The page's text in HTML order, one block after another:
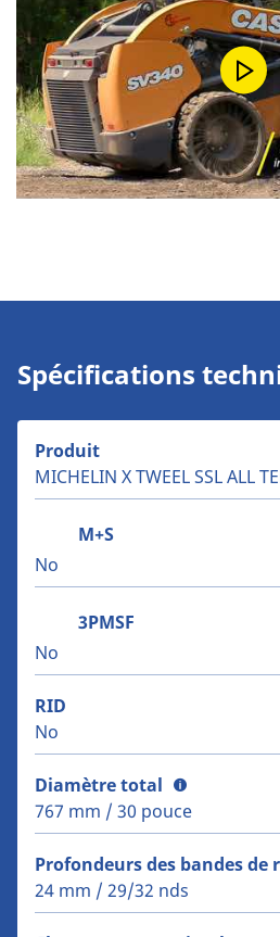
Spécifications
Produit
MICHELIN X TWEEL SSL ALL
M+S
No
3PMSF
No
RID
No
Diamètre total
767 mm / 30 pouce
Profondeurs des bandes de
24 mm / 29/32 nds